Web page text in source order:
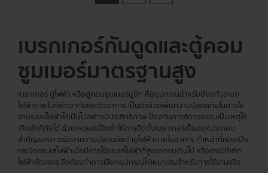
เบรกเกอร์กันดูดและตู้คอม
ซูมเมอร์มาตรฐานสูง
เบรกเกอร์ ตู้ไฟฟ้า หรือตู้คอนซูมเมอร์ยูนิท คืออุปกรณ์สำหรับป้องกันระบบ
ไฟฟ้าภายในที่พักอาศัยและตัวอาคาร เป็นตัวช่วยเพิ่มความปลอดภัยในการใช้
งานระบบไฟฟ้าให้เป็นไปอย่างมีประสิทธิภาพ ป้องกันการลัดวงจรจนเป็นเหตุให้
เกิดอัคคีภัยได้ ด้วยเหตุผลนี้จึงทำให้การติดตั้งเบรกเกอร์เป็นองค์ประกอบ
สำคัญของการรักษาความปลอดภัยด้านไฟฟ้าภายในอาคาร ทำหน้าที่คอยเปิด
และปิดกระแสไฟฟ้าเมื่อมีการใช้กระแสไฟฟ้าที่สูงมากจนเกินไป หรือกรณีที่เกิด
ไฟฟ้าลัดวงจร จึงต้องทำการเลือกอุปกรณ์ให้เหมาะสมสำหรับการใช้งานจริง